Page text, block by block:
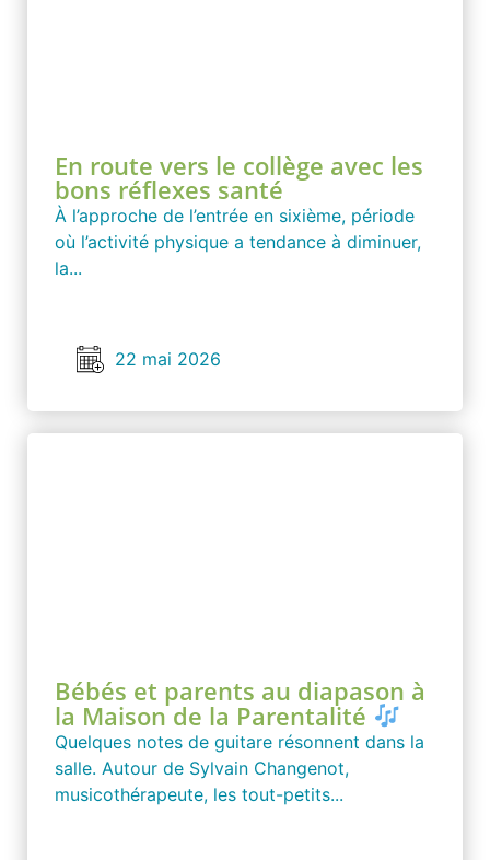
En route vers le collège avec les
bons réflexes santé
À l’approche de l’entrée en sixième, période
où l’activité physique a tendance à diminuer,
la...
22 mai 2026
Bébés et parents au diapason à
la Maison de la Parentalité
Quelques notes de guitare résonnent dans la
salle. Autour de Sylvain Changenot,
musicothérapeute, les tout-petits...